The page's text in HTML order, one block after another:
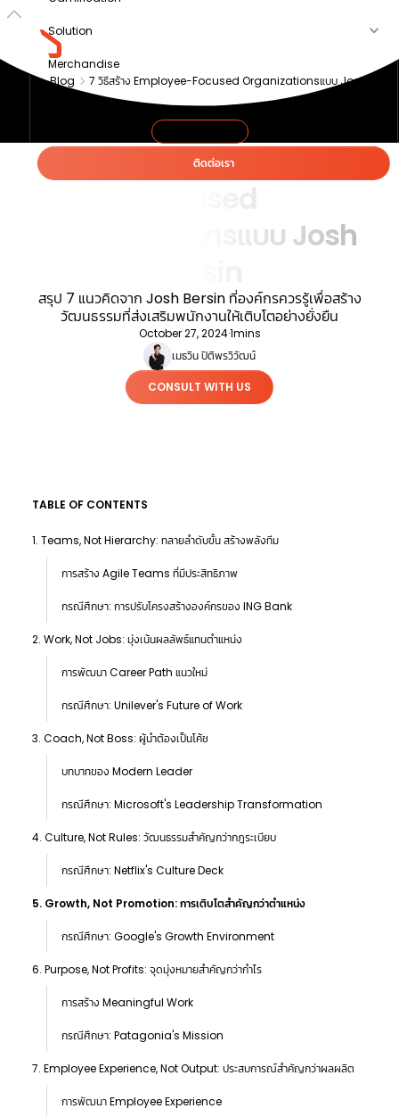
Solution
Merchandise
ติดต่อเรา
Blog
7 วิธีสร้าง Employee-Focused Organizationsแบบ Josh
Bersin
7 วิธีสร้าง Employee-
Organizationsแบบ Josh
สรุป 7 แนวคิดจาก Josh Bersin ที่องค์กรควรรู้เพื่อสร้าง
วัฒนธรรมที่ส่งเสริมพนักงานให้เติบโตอย่างยั่งยืน
October 27, 2024·1mins
เมธวิน ปิติพรวิวัฒน์
CONSULT WITH US
TABLE OF CONTENTS
1. Teams, Not Hierarchy: ทลายลำดับขั้น สร้างพลังทีม
การสร้าง Agile Teams ที่มีประสิทธิภาพ
กรณีศึกษา: การปรับโครงสร้างองค์กรของ ING Bank
2. Work, Not Jobs: มุ่งเน้นผลลัพธ์แทนตำแหน่ง
การพัฒนา Career Path แนวใหม่
กรณีศึกษา: Unilever's Future of Work
3. Coach, Not Boss: ผู้นำต้องเป็นโค้ช
บทบาทของ Modern Leader
กรณีศึกษา: Microsoft's Leadership Transformation
4. Culture, Not Rules: วัฒนธรรมสำคัญกว่ากฎระเบียบ
กรณีศึกษา: Netflix's Culture Deck
5. Growth, Not Promotion: การเติบโตสำคัญกว่าตำแหน่ง
กรณีศึกษา: Google's Growth Environment
6. Purpose, Not Profits: จุดมุ่งหมายสำคัญกว่ากำไร
การสร้าง Meaningful Work
กรณีศึกษา: Patagonia's Mission
7. Employee Experience, Not Output: ประสบการณ์สำคัญกว่าผลผลิต
การพัฒนา Employee Experience